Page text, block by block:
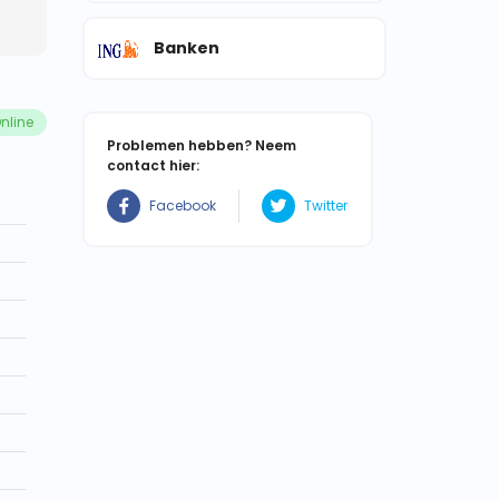
Banken
Problemen hebben? Neem
contact hier:
Facebook Twitter